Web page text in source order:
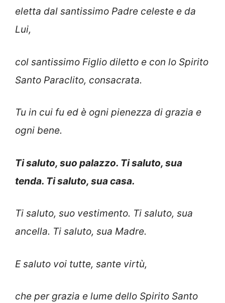
eletta dal santissimo Padre celeste e da
Lui,
col santissimo Figlio diletto e con lo Spirito
Santo Paraclito, consacrata.
Tu in cui fu ed è ogni pienezza di grazia e
ogni bene.
Ti saluto, suo palazzo. Ti saluto, sua
tenda. Ti saluto, sua casa.
Ti saluto, suo vestimento. Ti saluto, sua
ancella. Ti saluto, sua Madre.
E saluto voi tutte, sante virtù,
che per grazia e lume dello Spirito Santo